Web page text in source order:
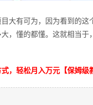
大有可为，因为看到的
，懂的都懂。这就相当
，轻松月入万元【保姆级